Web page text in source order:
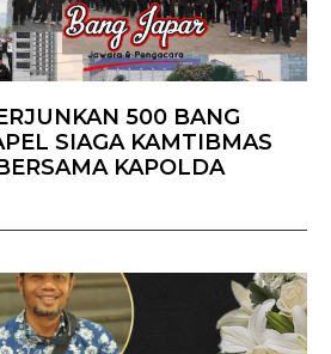
500 BANG
SIAGA KAMTIBMAS
KAPOLDA